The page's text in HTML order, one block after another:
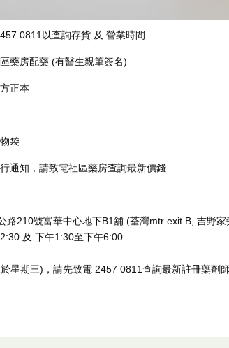
0811以查詢存貨 及 營業時間
藥房配藥 (有醫生親筆簽名)
正本
袋
通知，請致電社區藥房查詢最新價錢
路210號富華中心地下B1舖 (荃灣mtr exit B, 吉野家
及 下午1:30至下午6:00
星期三)，請先致電 2457 0811查詢最新註冊藥劑